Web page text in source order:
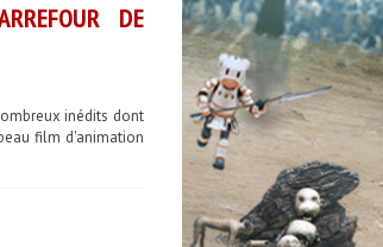
DE
inédits dont
film d'animation